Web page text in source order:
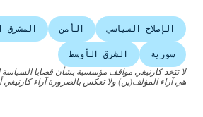
الإصلاح السياسي الأمن المشرق
سورية
الشرق الأوسط
لا تتخذ كارنيغي مواقف مؤسسية بشأن قضايا السياسة
هي آراء المؤلف(ين) ولا تعكس بالضرورة آراء كارنيغي